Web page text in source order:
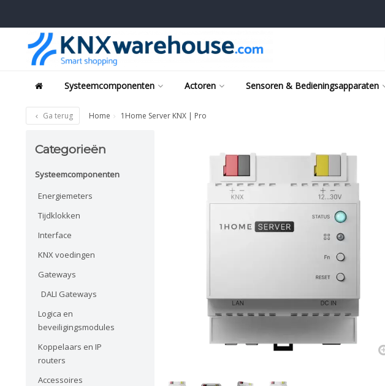
Systeemcomponenten Actoren Sensoren & Bedieningsapparaten
Ga terug Home 1Home Server KNX | Pro
Categorieën
Systeemcomponenten
Energiemeters
Tijdklokken
Interface
KNX voedingen
Gateways
DALI Gateways
Logica en
beveiligingsmodules
Koppelaars en IP
routers
Accessoires